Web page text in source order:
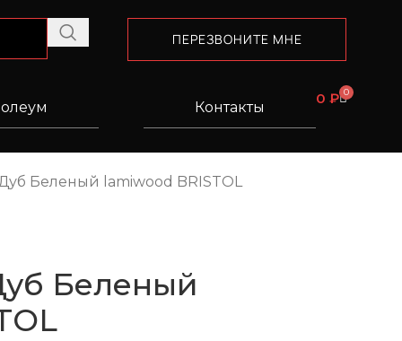
ПЕРЕЗВОНИТЕ МНЕ
Контакты
0 ₽ 0
Беленый lamiwood BRISTOL
Беленый